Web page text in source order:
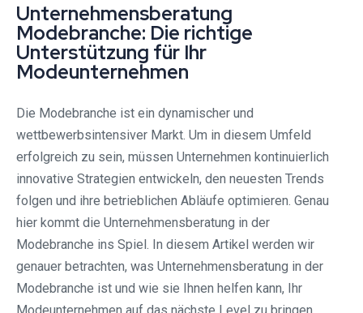
Unternehmensberatung
Modebranche: Die richtige
Unterstützung für Ihr
Modeunternehmen
Die Modebranche ist ein dynamischer und
wettbewerbsintensiver Markt. Um in diesem Umfeld
erfolgreich zu sein, müssen Unternehmen kontinuierlich
innovative Strategien entwickeln, den neuesten Trends
folgen und ihre betrieblichen Abläufe optimieren. Genau
hier kommt die Unternehmensberatung in der
Modebranche ins Spiel. In diesem Artikel werden wir
genauer betrachten, was Unternehmensberatung in der
Modebranche ist und wie sie Ihnen helfen kann, Ihr